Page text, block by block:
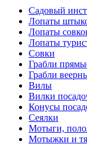
Садовый
Лопаты
Лопаты
Лопаты
Совки
Грабли
Грабли
Вилы
Вилки
Конусы
Сеялки
Мотыги,
Мотыжки и